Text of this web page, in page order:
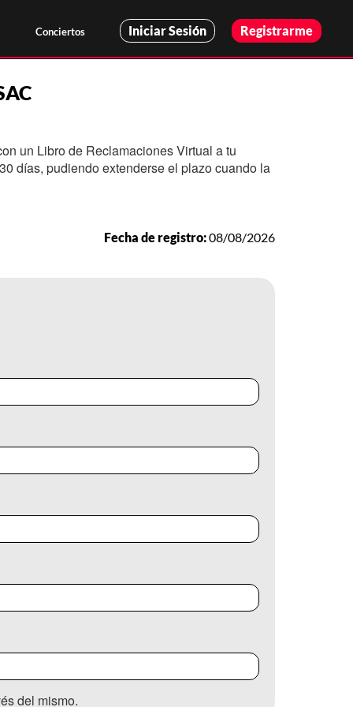
Registrarme
Iniciar Sesión
Conciertos
un Libro de Reclamaciones Virtual a tu
días, pudiendo extenderse el plazo cuando la
Fecha de registro:08/08/2026
del mismo.